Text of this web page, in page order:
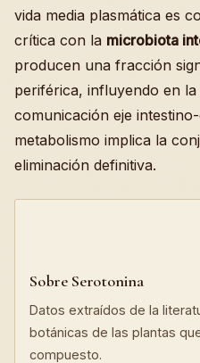
vida media plasmática es
crítica con la microbiota
producen una fracción
periférica, influyendo en
comunicación eje
metabolismo implica la
eliminación definitiva.
Sobre Serotonina
Datos extraídos de la
botánicas de las plantas
compuesto.